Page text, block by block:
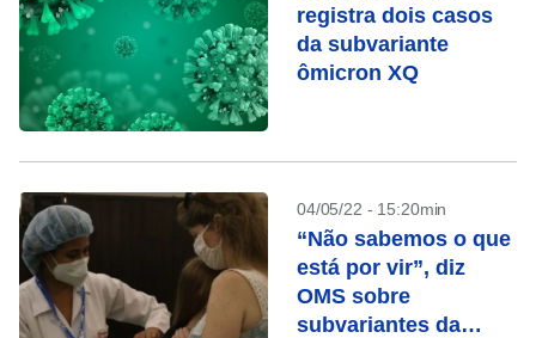
registra dois casos
da subvariante
ômicron XQ
04/05/22 - 15:20min
“Não sabemos o que
está por vir”, diz
OMS sobre
subvariantes da